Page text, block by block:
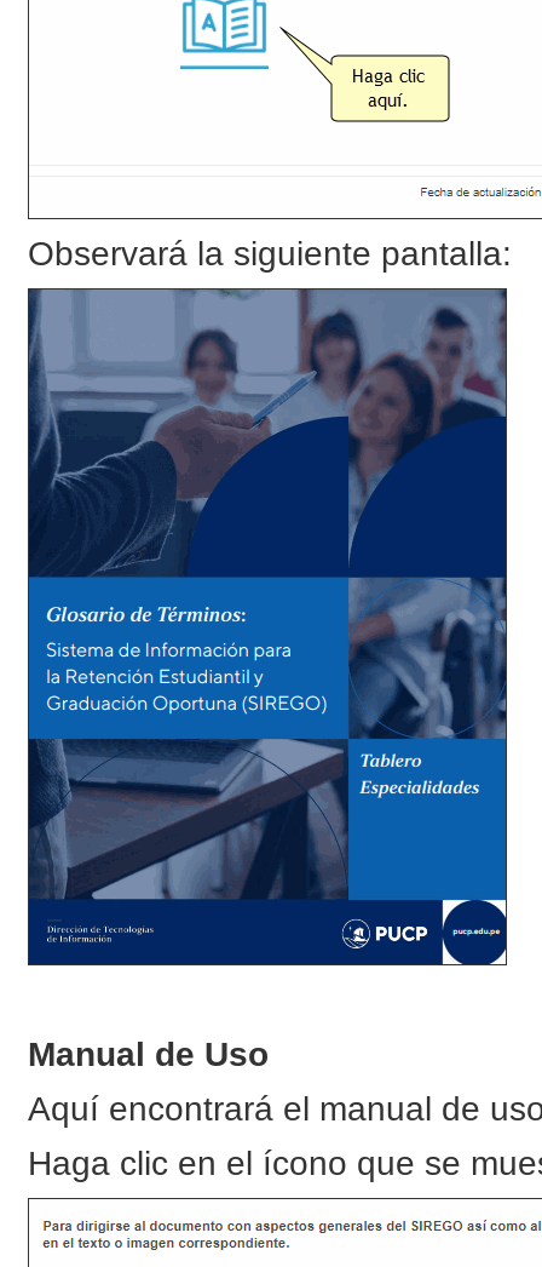
Observará la siguiente pantalla:
Manual de Uso
Aquí encontrará el manual de
Haga clic en el ícono que se